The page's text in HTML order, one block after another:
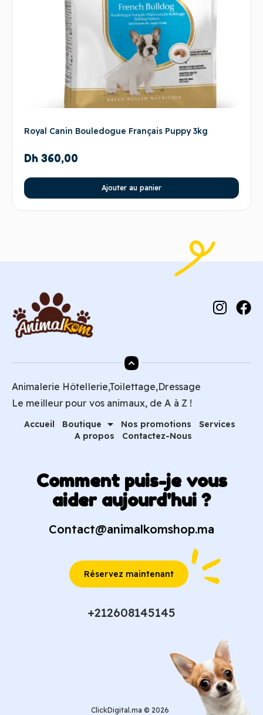
Royal Canin Bouledogue Français Puppy 3kg
Dh 360,00
Ajouter au panier
Animalerie Hôtellerie,Toilettage,Dressage
Le meilleur pour vos animaux, de A à Z !
Accueil Boutique Nos promotions
Services
A propos
Contactez-Nous
Comment puis-je vous
aider aujourd'hui ?
Contact@animalkomshop.ma
Réservez maintenant
+212608145145
ClickDigital.ma © 2026